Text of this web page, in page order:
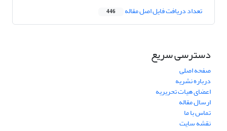
تعداد دریافت فایل اصل مقاله 446
دسترسی سریع
صفحه اصلی
درباره نشریه
اعضای هیات تحریریه
ارسال مقاله
تماس با ما
نقشه سایت